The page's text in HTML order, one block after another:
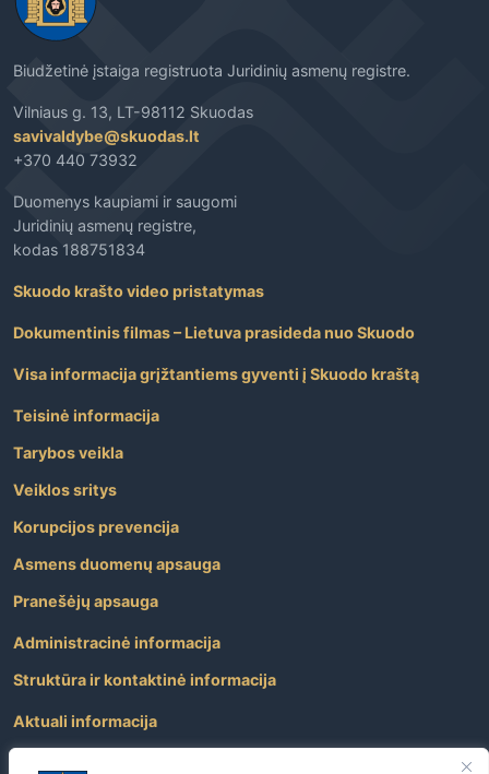
Biudžetinė įstaiga registruota Juridinių asmenų registre.
Vilniaus g. 13, LT-98112 Skuodas
savivaldybe@skuodas.lt
+370 440 73932
Duomenys kaupiami ir saugomi
Juridinių asmenų registre,
kodas 188751834
Skuodo krašto video pristatymas
Dokumentinis filmas – Lietuva prasideda nuo Skuodo
Visa informacija grįžtantiems gyventi į Skuodo kraštą
Teisinė informacija
Tarybos veikla
Veiklos sritys
Korupcijos prevencija
Asmens duomenų apsauga
Pranešėjų apsauga
Administracinė informacija
Struktūra ir kontaktinė informacija
Aktuali informacija